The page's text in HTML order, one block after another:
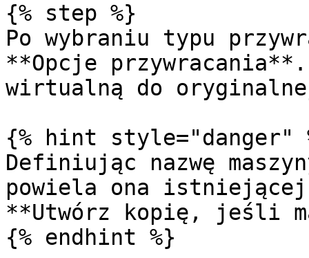
{% step %}
Po wybraniu typu
**Opcje przywracania**.
wirtualną do
{% hint style="danger"
Definiując nazwę
powiela ona istniejącej
**Utwórz kopię, jeśli
{% endhint %}